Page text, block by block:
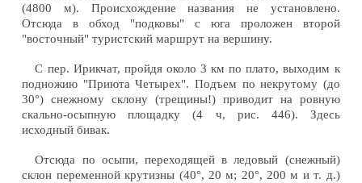
(4800 м). Происхождение названия не установлено.
Отсюда в обход "подковы" с юга проложен второй
"восточный" туристский маршрут на вершину.
С пер. Ирикчат, пройдя около 3 км по плато, выходим к
подножию "Приюта Четырех". Подъем по некрутому (до
30°) снежному склону (трещины!) приводит на ровную
скально-осыпную площадку (4 ч, рис. 446). Здесь
исходный бивак.
Отсюда по осыпи, переходящей в ледовый (снежный)
склон переменной крутизны (40°, 20 м; 20°, 200 м и т. д.)